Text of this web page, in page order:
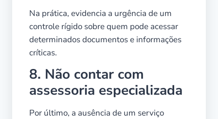
Na prática, evidencia a urgência de um
controle rígido sobre quem pode acessar
determinados documentos e informações
críticas.
8. Não contar com
assessoria especializada
Por último, a ausência de um serviço